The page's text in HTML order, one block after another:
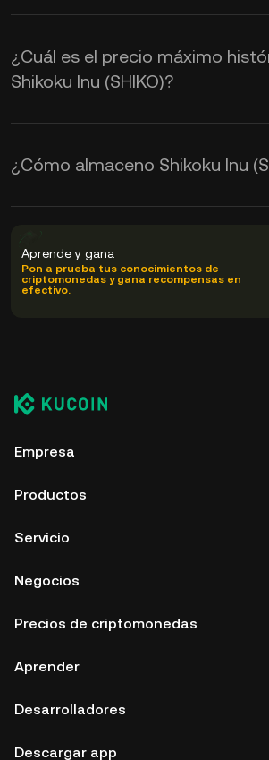
¿Cuál es el precio máximo
Shikoku Inu (SHIKO)?
¿Cómo almaceno Shikoku Inu
Aprende y gana
Pon a prueba tus conocimientos de
criptomonedas y gana recompensas en
efectivo.
Empresa
Productos
Servicio
Negocios
Precios de criptomonedas
Aprender
Desarrolladores
Descargar app